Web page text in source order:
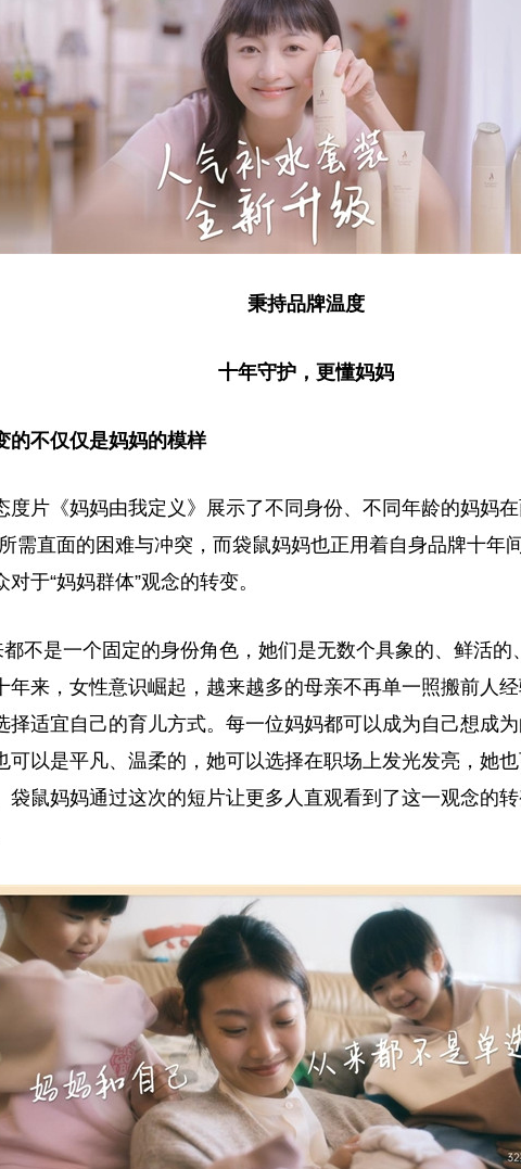
秉持品牌温度
十年守护，更懂妈妈
的不仅仅是妈妈的模样
度片《妈妈由我定义》展示了不同身份、不同年龄的妈妈在
需直面的困难与冲突，而袋鼠妈妈也正用着自身品牌十年
于“妈妈群体”观念的转变。
都不是一个固定的身份角色，她们是无数个具象的、鲜活
年来，女性意识崛起，越来越多的母亲不再单一照搬前人
择适宜自己的育儿方式。每一位妈妈都可以成为自己想成
可以是平凡、温柔的，她可以选择在职场上发光发亮，她
袋鼠妈妈通过这次的短片让更多人直观看到了这一观念的